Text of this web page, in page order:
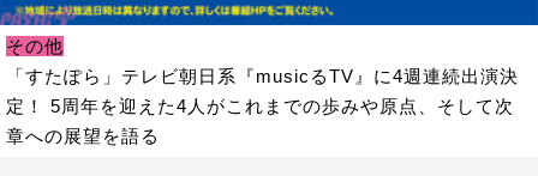
その他
「すたぽら」テレビ朝日系『musicるTV』に4週連続出演決
定！ 5周年を迎えた4人がこれまでの歩みや原点、そして次
章への展望を語る